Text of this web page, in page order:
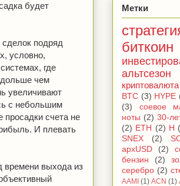
будет
подряд
условно,
где
дольше чем
увеличивают
с небольшим
просадки счета не
И плевать
времени выхода из
Метки
биткоин
альтсезон
криптовалюта
BTC (3) HYPE
(3)
соевое
ноты (2) 30-
(2) ETH (2) H
SNEX
(2)
apxUSD
(2)
бензин
(2)
серебро (2)
AAMI (1) ACN (1)